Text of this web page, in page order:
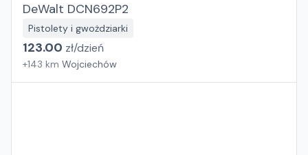
DeWalt DCN692P2
Pistolety i gwożdziarki
123.00 zł/dzień
+143 km Wojciechów